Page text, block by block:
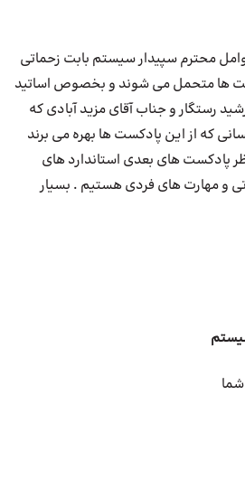
محترم سپیدار سیستم بابت زحماتی
ها متحمل می شوند و بخصوص اساتید
رستگار و جناب آقای مزید آبادی که
که از این پادکست ها بهره می برند
پادکست های بعدی استاندارد های
و مهارت های فردی هستیم . بسیار